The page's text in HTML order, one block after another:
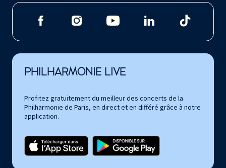
PHILHARMONIE LIVE
Profitez gratuitement du meilleur des concerts de la
Philharmonie de Paris, en direct et en différé grâce à notre
application.